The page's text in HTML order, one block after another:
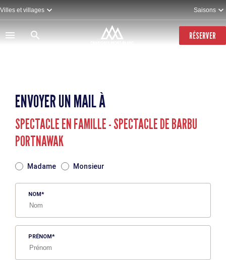
Aller
au
contenu
principal
Villes et villages Saisons
RÉSERVER
ENVOYER UN MAIL À
SPECTACLE EN FAMILLE - SPECTACLE DE BARBU
PORTNAWAK
Madame Monsieur
NOM
PRÉNOM